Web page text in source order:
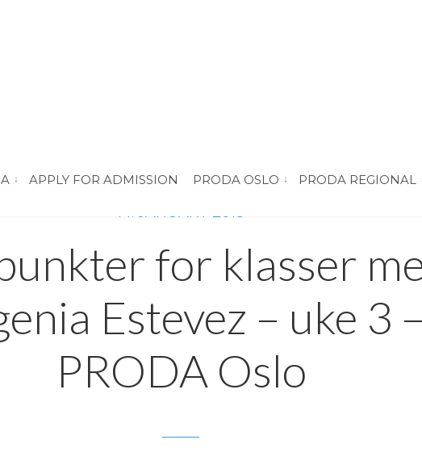
vis submeny for “About PRODA”
APPLY FOR ADMISSION PRODA OSLO vis submeny for “PRODA Oslo”
PRODA REGIONAL
14. JANUARY 2013
for klasser
Estevez – uke 3 –
PRODA Oslo